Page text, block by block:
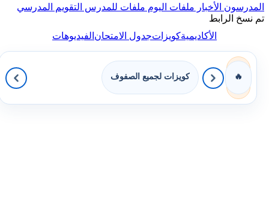
المدرسون الأخبار ملفات اليوم ملفات للمدرس التقويم المدرسي
تم نسخ الرابط
الأكاديميةكويزاتجدول الامتحانالفيديوهات
🔥 كويزات لجميع الصفوف